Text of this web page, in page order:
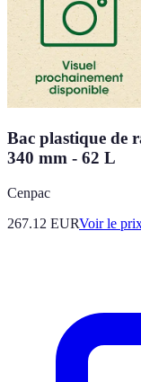
Bac plastique de
340 mm - 62 L
Cenpac
267.12 EURVoir le